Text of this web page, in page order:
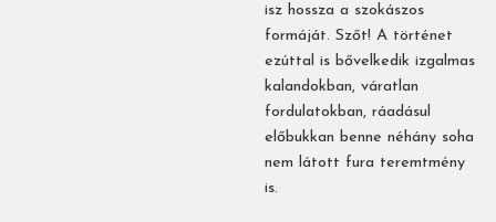
isz hossza a szokászos
formáját. Szőt! A történet
ezúttal is bővelkedik izgalmas
kalandokban, váratlan
fordulatokban, ráadásul
előbukkan benne néhány soha
nem látott fura teremtmény
is.